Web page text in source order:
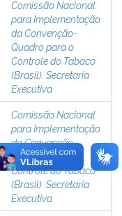
Comissão Nacional
para Implementação
da Convenção-
Quadro para o
Controle do Tabaco
(Brasil). Secretaria
Executiva
Comissão Nacional
para Implementação
da Convenção-
Quadro para o
Controle do Tabaco
(Brasil). Secretaria
Executiva